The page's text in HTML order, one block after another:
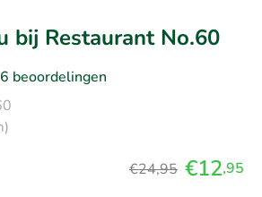
bij Restaurant No.60
beoordelingen
€24,95 €12,95